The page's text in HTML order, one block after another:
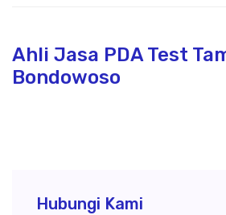
Ahli Jasa PDA Test
Bondowoso
Hubungi Kami